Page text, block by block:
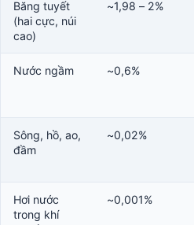
Băng tuyết
(hai cực, núi
cao)
~1,98 – 2%
Nước ngầm ~0,6%
Sông, hồ, ao,
đầm
~0,02%
Hơi nước
trong khí
~0,001%